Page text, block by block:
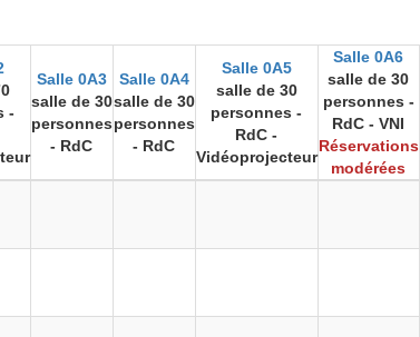
-
Salle 0A3
salle de 30
personnes
- RdC
Salle 0A4
salle de 30
personnes
- RdC
Salle 0A5
salle de 30
personnes -
RdC -
Vidéoprojecteur
Salle 0A6
salle de 30
personnes -
RdC - VNI
Réservations
modérées